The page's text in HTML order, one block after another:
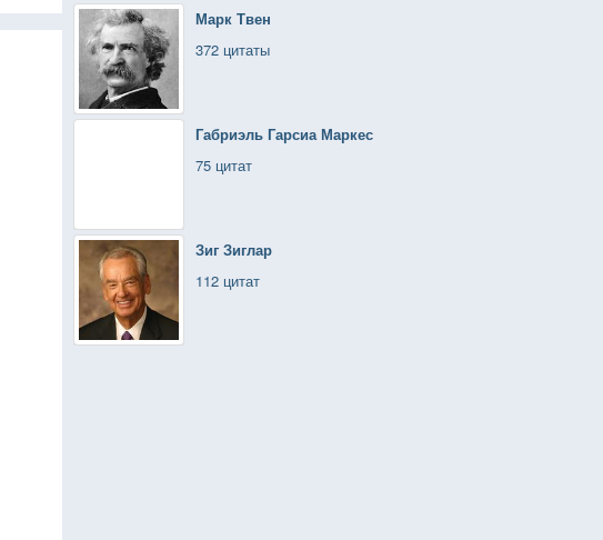
Марк Твен
372 цитаты
Габриэль Гарсиа Маркес
75 цитат
Зиг Зиглар
112 цитат